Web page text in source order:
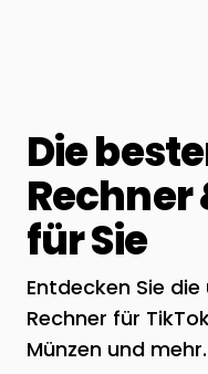
Die
Rechner
für Sie
Entdecken Sie
Rechner für
Münzen und mehr.